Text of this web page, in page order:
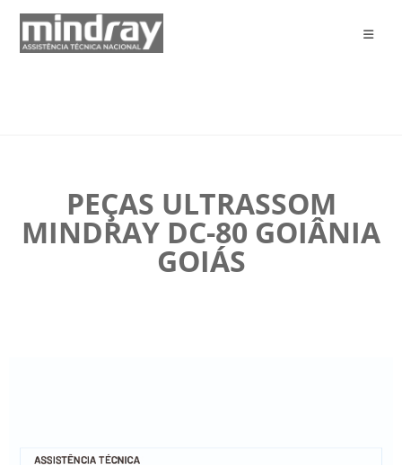
PEÇAS ULTRASSOM
MINDRAY DC-80 GOIÂNIA
GOIÁS